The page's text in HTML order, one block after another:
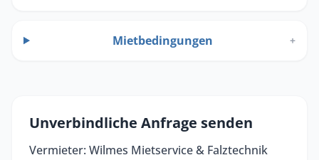
Mietbedingungen +
Unverbindliche Anfrage senden
Vermieter: Wilmes Mietservice & Falztechnik